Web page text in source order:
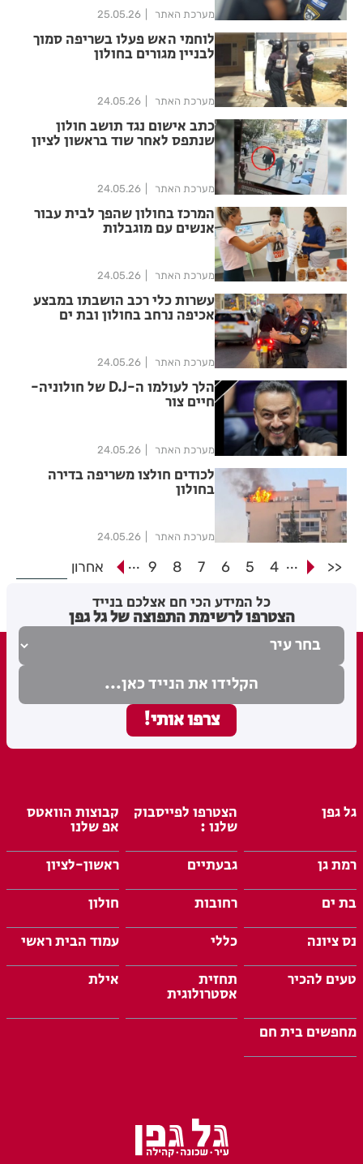
מערכת האתר 25.05.26
לוחמי האש פעלו בשריפה סמוך
לבניין מגורים בחולון
מערכת האתר 24.05.26
כתב אישום נגד תושב חולון
שנתפס לאחר שוד בראשון לציון
מערכת האתר 24.05.26
המרכז בחולון שהפך לבית עבור
אנשים עם מוגבלות
מערכת האתר 24.05.26
עשרות כלי רכב הושבתו במבצע
אכיפה נרחב בחולון ובת ים
מערכת האתר 24.05.26
הלך לעולמו ה-D.J של חולוניה-
חיים צור
מערכת האתר 24.05.26
לכודים חולצו משריפה בדירה
בחולון
מערכת האתר 24.05.26
<<
...
4
5
6
7
8
9
... אחרון
כל המידע הכי חם אצלכם בנייד
הצטרפו לרשימת התפוצה של גל גפן
גל גפן הצטרפו לפייסבוק
שלנו :
קבוצות הוואטס
אפ שלנו
רמת גן
גבעתיים
ראשון-לציון
בת ים
רחובות
חולון
נס ציונה
כללי
עמוד הבית ראשי
טעים להכיר
תחזית
אסטרולוגית
אילת
מחפשים בית חם